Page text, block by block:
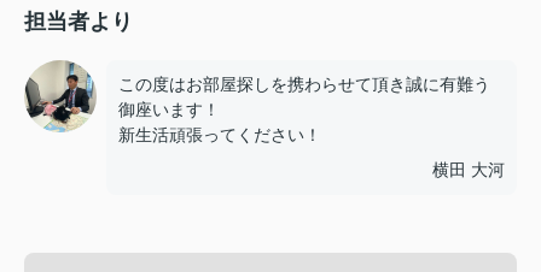
担当者より
この度はお部屋探しを携わらせて頂き誠に有難う
御座います！
新生活頑張ってください！
横田 大河